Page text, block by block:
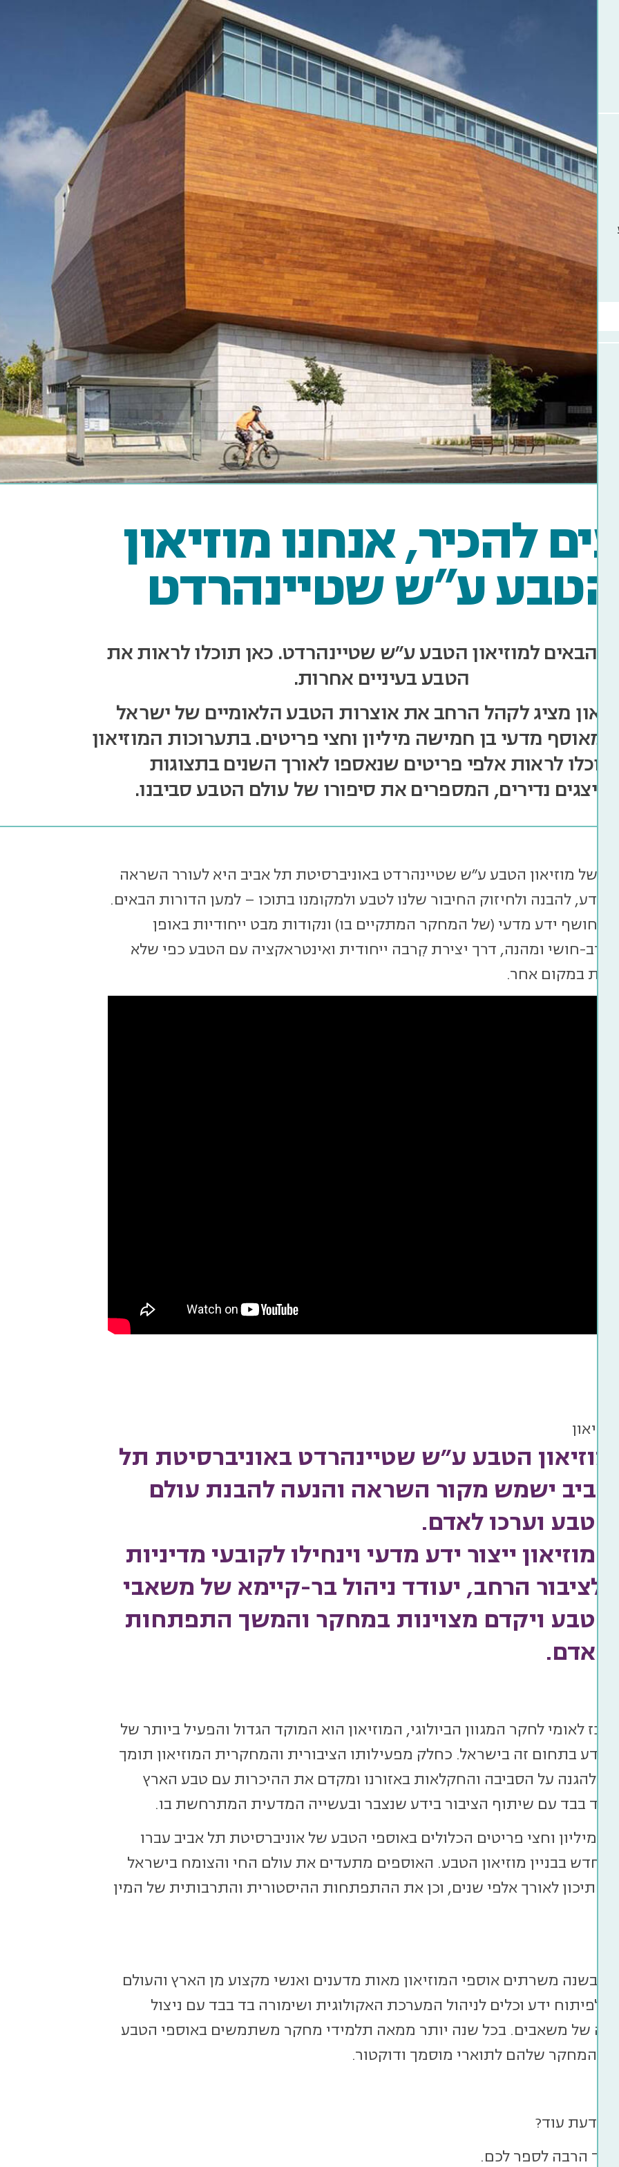
נעים להכיר, אנחנו מוזיאון
הטבע ע”ש שטיינהרדט
הבאים למוזיאון הטבע ע״ש שטיינהרדט. כאן תוכלו לראות את
הטבע בעיניים אחרות.
מציג לקהל הרחב את אוצרות הטבע הלאומיים של ישראל
מאוסף מדעי בן חמישה מיליון וחצי פריטים. בתערוכות המוזיאון
תוכלו לראות אלפי פריטים שנאספו לאורך השנים בתצוגות
ובמיצגים נדירים, המספרים את סיפורו של עולם הטבע סביבנו.
של מוזיאון הטבע ע"ש שטיינהרדט באוניברסיטת תל אביב היא לעורר השראה
ידע, להבנה ולחיזוק החיבור שלנו לטבע ולמקומנו בתוכו – למען הדורות הבאים.
חושף ידע מדעי (של המחקר המתקיים בו) ונקודות מבט ייחודיות באופן
רב-חושי ומהנה, דרך יצירת קִרבה ייחודית ואינטראקציה עם הטבע כפי שלא
לחוות במקום אחר.
מוזיאון הטבע ע״ש שטיינהרדט באוניברסיטת תל
אביב ישמש מקור השראה והנעה להבנת עולם
הטבע וערכו לאדם.
המוזיאון ייצור ידע מדעי וינחילו לקובעי מדיניות
ולציבור הרחב, יעודד ניהול בר-קיימא של משאבי
הטבע ויקדם מצוינות במחקר והמשך התפתחות
האדם.
מרכז לאומי לחקר המגוון הביולוגי, המוזיאון הוא המוקד הגדול והפעיל ביותר של
ומדע בתחום זה בישראל. כחלק מפעילותו הציבורית והמחקרית המוזיאון תומך
להגנה על הסביבה והחקלאות באזורנו ומקדם את ההיכרות עם טבע הארץ
בד בבד עם שיתוף הציבור בידע שנצבר ובעשייה המדעית המתרחשת בו.
מיליון וחצי פריטים הכלולים באוספי הטבע של אוניברסיטת תל אביב עברו
החדש בבניין מוזיאון הטבע. האוספים מתעדים את עולם החי והצומח בישראל
התיכון לאורך אלפי שנים, וכן את ההתפתחות ההיסטורית והתרבותית של המין
בשנה משרתים אוספי המוזיאון מאות מדענים ואנשי מקצוע מן הארץ והעולם
ולפיתוח ידע וכלים לניהול המערכת האקולוגית ושימורה בד בבד עם ניצול
של משאבים. בכל שנה יותר ממאה תלמידי מחקר משתמשים באוספי הטבע
המחקר שלהם לתוארי מוסמך ודוקטור.
לדעת עוד?
עוד הרבה לספר לכם.